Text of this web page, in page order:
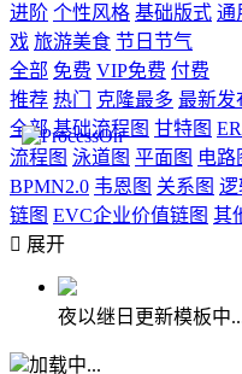
进阶 个性风格 基础版式 通
戏 旅游美食 节日节气
全部 免费 VIP免费 付费
推荐 热门 克隆最多 最新发
全部 基础流程图 甘特图
流程图 泳道图 平面图 电路
BPMN2.0 韦恩图 关系图 逻
链图 EVC企业价值链图 其
 展开
夜以继日更新模板中
加载中...